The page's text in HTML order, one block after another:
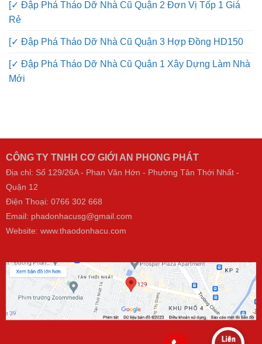
[✓ Đập Phá Tháo Dỡ Nhà Cũ Quận 2 Đơn Vị Tốp 1 Giá
Rẻ
[✓ Đập Phá Tháo Dỡ Nhà Cũ Quận 3 Hợp Đồng HD150
[✓ Đập Phá Tháo Dỡ Nhà Cũ Quận 1 Xây Dựng Làm Nhà
Mới
CÔNG TY TNHH CƠ GIỚI AN PHONG PHÁT
Địa chỉ: Số 129/26A - Phan Văn Hớn - Phường Tân Thới Nhất -
Quận 12
Điện Thoại: 0766 302 668
Email: phadonhacusg@gmail.com
Website: www.thaodonhacu.com